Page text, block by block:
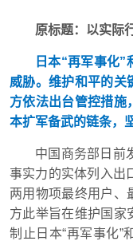
原标题：以实际
日本“再军事化
威胁。维护和平的关
方依法出台管控措施
本扩军备武的链条，
中国商务部日前
事实力的实体列入出
两用物项最终用户、
方此举旨在维护国家
制止日本“再军事化”